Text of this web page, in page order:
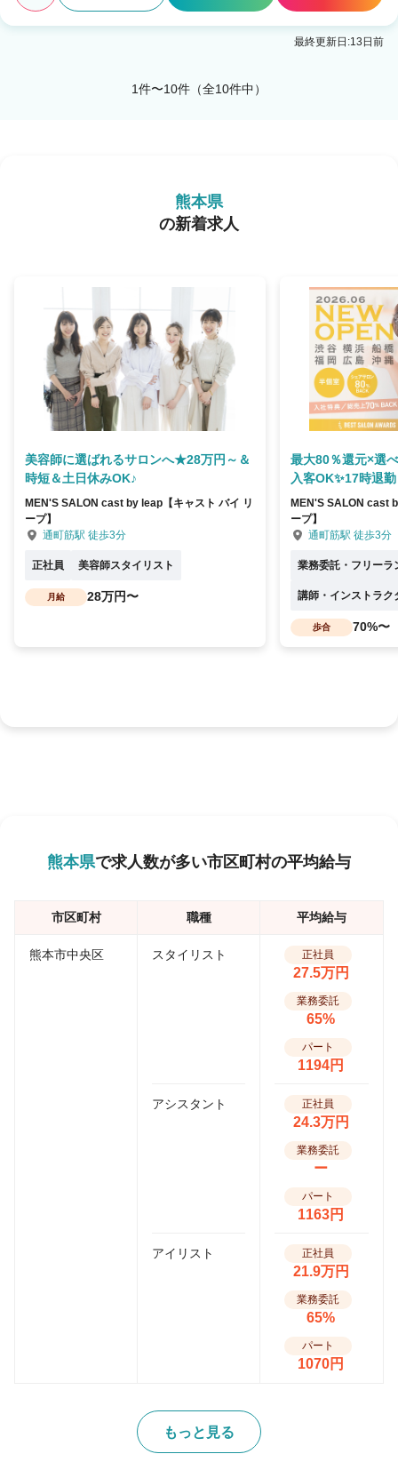
最終更新日:13日前
1件〜10件（全10件中）
熊本県
の新着求人
美容師に選ばれるサロンへ★28万円～＆
時短＆土日休みOK♪
MEN'S SALON cast by leap【キャスト バイ リ
ープ】
通町筋駅 徒歩3分
正社員 美容師スタイリスト
月給 28万円〜
最大80％還元×選
入客OK✨17時退勤
MEN'S SALON cast
ープ】
通町筋駅 徒歩3分
業務委託・フリーラ
講師・インストラク
歩合 70%〜
熊本県で求人数が多い市区町村の平均給与
市区町村 職種 平均給与
熊本市中央区 スタイリスト 正社員
27.5万円
業務委託
65%
パート
1194円
アシスタント 正社員
24.3万円
業務委託
ー
パート
1163円
アイリスト 正社員
21.9万円
業務委託
65%
パート
1070円
もっと見る